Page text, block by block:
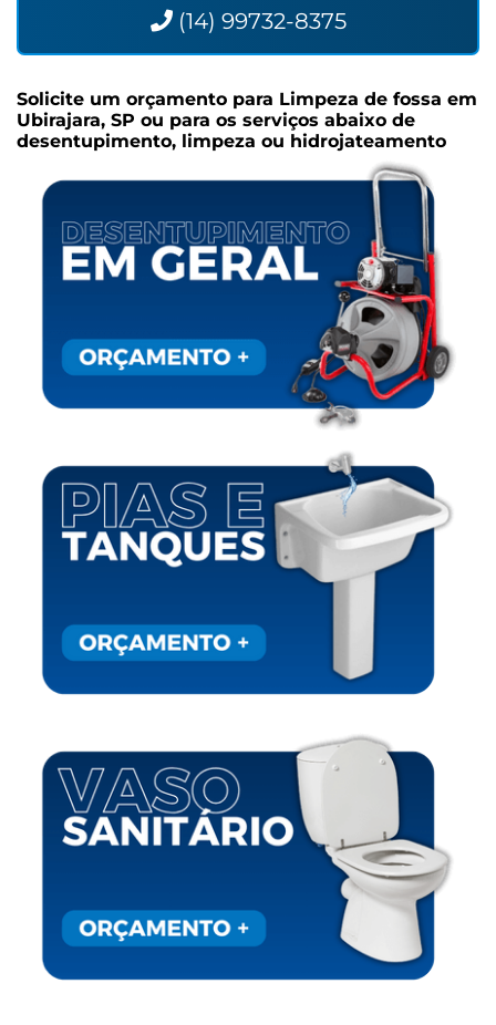
(14) 99732-8375
Solicite um orçamento para Limpeza de fossa em
Ubirajara, SP ou para os serviços abaixo de
desentupimento, limpeza ou hidrojateamento